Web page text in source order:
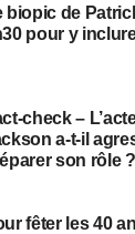
biopic de
pour y
check –
a-t-il
son rôle ?
fêter les 40